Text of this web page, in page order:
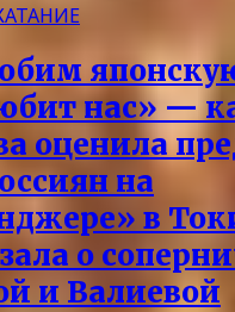
нас» —
оценила
на
в
о
и Валиевой